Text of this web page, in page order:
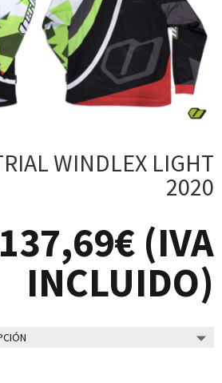
WINDLEX LIGHT
2020
137,69€ (IVA
INCLUIDO)